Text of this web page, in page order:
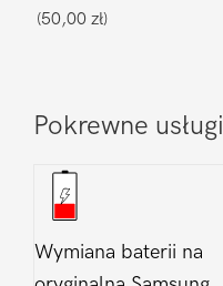
Plus
(50,00 zł)
Pokrewne usługi
Wymiana baterii na